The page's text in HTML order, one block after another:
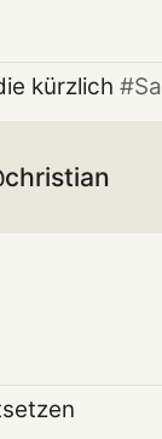
kürzlich
christian